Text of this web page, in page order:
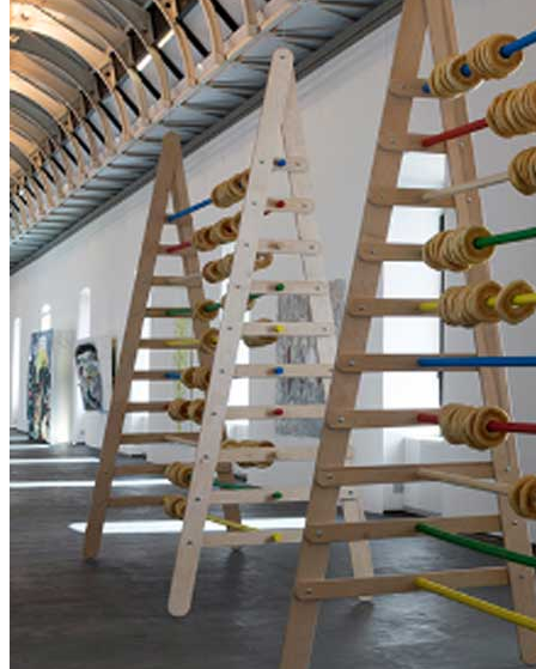
Chi Siamo
Collezione
News
Area Media
Pubblicazioni